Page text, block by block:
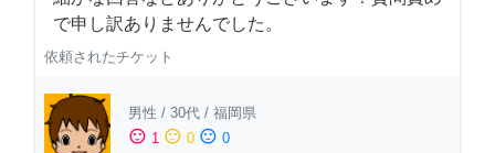
で申し訳ありませんでした。
依頼されたチケット
男性 / 30代 / 福岡県
sentiment_satisfied 1 sentiment_neutral 0 sentiment_dissatisfied 0